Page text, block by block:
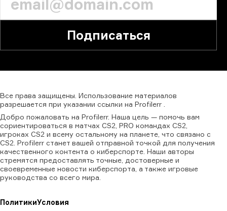
Подписаться
Все права защищены. Использование материалов
разрешается при указании ссылки на Profilerr
Добро пожаловать на Profilerr. Наша цель — помочь вам
сориентироваться в матчах CS2, PRO командах CS2,
игроках CS2 и всему остальному на планете, что связано с
CS2. Profilerr станет вашей отправной точкой для получения
качественного контента о киберспорте. Наши авторы
стремятся предоставлять точные, достоверные и
своевременные новости киберспорта, а также игровые
руководства со всего мира.
ПолитикиУсловия